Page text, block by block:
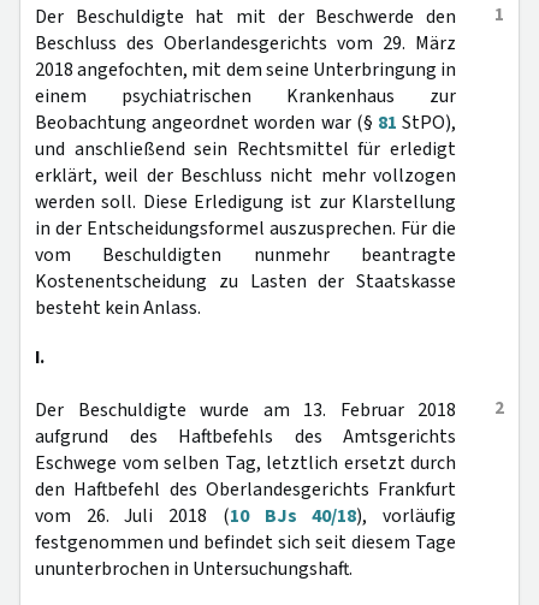
1
Der Beschuldigte hat mit der Beschwerde den
Beschluss des Oberlandesgerichts vom 29. März
2018 angefochten, mit dem seine Unterbringung in
einem psychiatrischen Krankenhaus zur
Beobachtung angeordnet worden war (§ 81 StPO),
und anschließend sein Rechtsmittel für erledigt
erklärt, weil der Beschluss nicht mehr vollzogen
werden soll. Diese Erledigung ist zur Klarstellung
in der Entscheidungsformel auszusprechen. Für die
vom Beschuldigten nunmehr beantragte
Kostenentscheidung zu Lasten der Staatskasse
besteht kein Anlass.
I.
2
Der Beschuldigte wurde am 13. Februar 2018
aufgrund des Haftbefehls des Amtsgerichts
Eschwege vom selben Tag, letztlich ersetzt durch
den Haftbefehl des Oberlandesgerichts Frankfurt
vom 26. Juli 2018 (10 BJs 40/18), vorläufig
festgenommen und befindet sich seit diesem Tage
ununterbrochen in Untersuchungshaft.